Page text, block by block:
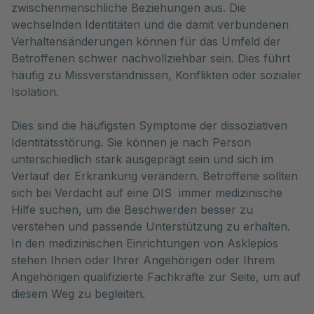
zwischenmenschliche Beziehungen aus. Die
wechselnden Identitäten und die damit verbundenen
Verhaltensänderungen können für das Umfeld der
Betroffenen schwer nachvollziehbar sein. Dies führt
häufig zu Missverständnissen, Konflikten oder sozialer
Isolation.
Dies sind die häufigsten Symptome der dissoziativen
Identitätsstörung. Sie können je nach Person
unterschiedlich stark ausgeprägt sein und sich im
Verlauf der Erkrankung verändern. Betroffene sollten
sich bei Verdacht auf eine DIS immer medizinische
Hilfe suchen, um die Beschwerden besser zu
verstehen und passende Unterstützung zu erhalten.
In den medizinischen Einrichtungen von Asklepios
stehen Ihnen oder Ihrer Angehörigen oder Ihrem
Angehörigen qualifizierte Fachkräfte zur Seite, um auf
diesem Weg zu begleiten.